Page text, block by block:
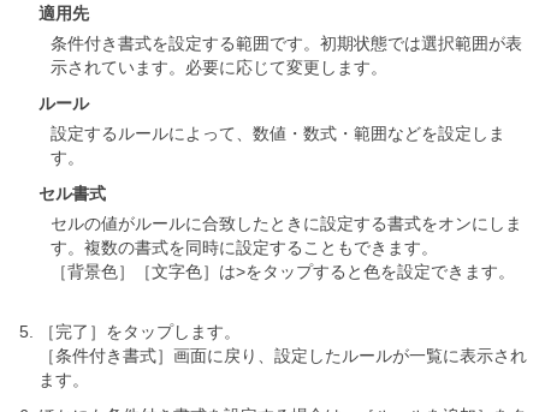
適用先
条件付き書式を設定する範囲です。初期状態では選択範囲が表
示されています。必要に応じて変更します。
ルール
設定するルールによって、数値・数式・範囲などを設定しま
す。
セル書式
セルの値がルールに合致したときに設定する書式をオンにしま
す。複数の書式を同時に設定することもできます。
［背景色］［文字色］は>をタップすると色を設定できます。
［完了］をタップします。
［条件付き書式］画面に戻り、設定したルールが一覧に表示され
ます。